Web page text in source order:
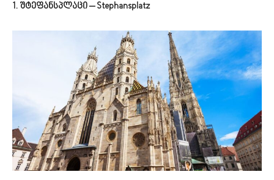
1. შტეფანსპლაცი – Stephansplatz